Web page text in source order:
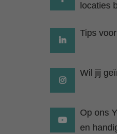
locaties
Tips
Wil jij
Op ons
en